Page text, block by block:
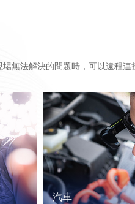
場無法解決的問題時，可以遠程
汽車